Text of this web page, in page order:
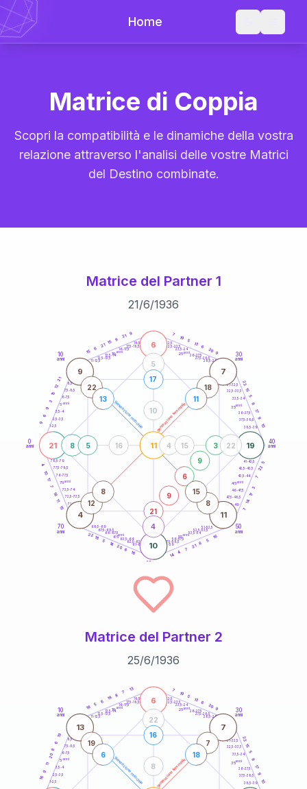
Home
Matrice di Coppia
Scopri la compatibilità e le dinamiche della vostra
relazione attraverso l'analisi delle vostre Matrici
del Destino combinate.
Matrice del Partner 1
21/6/1936
generazione maschile generazione femminile
0
anni
10
anni
30
anni
40
anni
50
anni
60
70
anni
1-2,5
2,5-3,5
3,5-4
6-7,5
7,5-8,5
8,5-9
11-12,5
12,5-13,5
13,5-14
16-17,5
17,5-18,5
18,5-19
21-22,5
22,5-23,5
23,5-24
26-27,5
27,5-28,5
28,5-29
31-32,5
32,5-33,5
33,5-34
36-37,5
37,5-38,5
38,5-39
41-42,5
42,5-43,5
43,5-44
46-47,5
47,5-48,5
48,5-49
51-52,5
52,5-53,5
53,5-54
56-57,5
57,5-58,5
58,5-59
61-62,5
62,5-63,5
63,5-64
66-67,5
67,5-68,5
68,5-69
71-72,5
72,5-73,5
73,5-74
76-77,5
77,5-78,5
78,5-79
9
6
9
3
15
12
21
15
6
21
15
9
21
9 7
19 5
13
6
20
9
22
15
5
8
17
9
10
5
22
7
3
17
14
7
16
5
8
21
7
4
14
16
6
20
14
5
18
22
15
11
18
7
17
10
4
21
6
19
10
11
9 7
4 11
21
9
6
9
3
8
5
22
4
5
17
4 15
16
10
22
13
18
11
12
8
8
15
5anni
15 anni 25anni
35anni
45anni
55anni
65anni
75anni
Matrice del Partner 2
25/6/1936
generazione maschile generazione femminile
10
anni
30
anni
1-2,5
2,5-3,5
3,5-4
6-7,5
7,5-8,5
8,5-9
11-12,5
12,5-13,5
13,5-14
16-17,5
17,5-18,5
18,5-19 21-22,5
22,5-23,5
23,5-24
26-27,5
27,5-28,5
28,5-29
31-32,5
32,5-33,5
33,5-34
36-37,5
37,5-38,5
38,5-39
16
9
11
20
8
6
19
18 5
6
19
8
7
13 7
19 5
13
6
20
9
22
15
5
8
17
9
10
6
13 7
22
16
8
19
6
7
18
5anni
15 anni 25anni
35anni